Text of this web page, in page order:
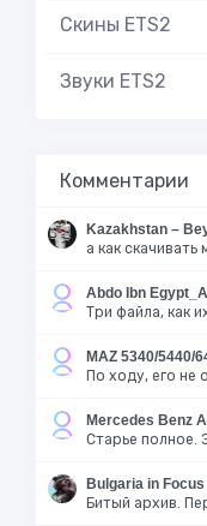
Скины ETS2
Звуки ETS2
Комментарии
Kazakhstan –
а как
Abdo Ibn
Три файла, как
MAZ 5340/5440/
По ходу, его не
Mercedes Benz
Старье полное.
Bulgaria in
Битый архив.